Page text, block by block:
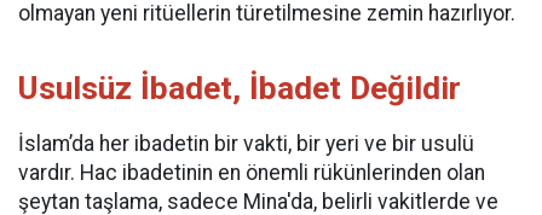
olmayan yeni ritüellerin türetilmesine zemin hazırlıyor.
​Usulsüz İbadet, İbadet Değildir
​İslam’da her ibadetin bir vakti, bir yeri ve bir usulü
vardır. Hac ibadetinin en önemli rükünlerinden olan
şeytan taşlama, sadece Mina'da, belirli vakitlerde ve